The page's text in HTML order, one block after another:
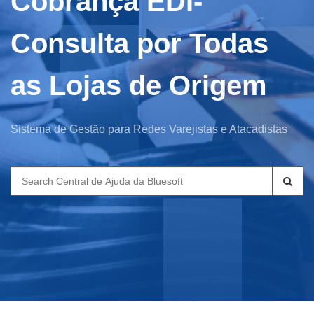
Consulta por Todas
as Lojas de Origem
Sistema de Gestão para Redes Varejistas e Atacadistas
Search
for: